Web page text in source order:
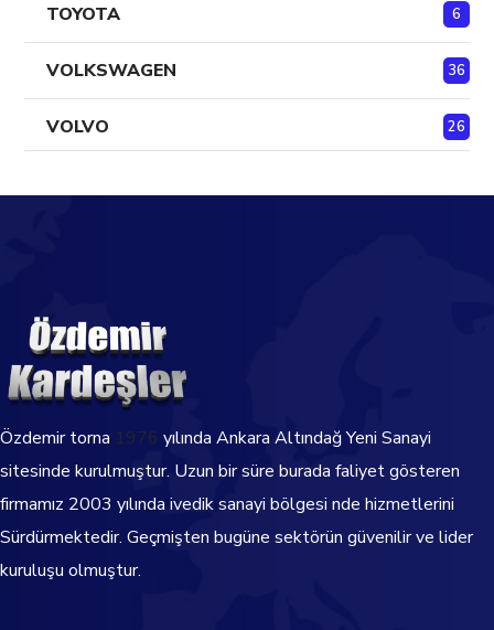
TOYOTA 6
VOLKSWAGEN 36
VOLVO 26
Özdemir torna 1976 yılında Ankara Altındağ Yeni Sanayi
sitesinde kurulmuştur. Uzun bir süre burada faliyet gösteren
firmamız 2003 yılında ivedik sanayi bölgesi nde hizmetlerini
Sürdürmektedir. Geçmişten bugüne sektörün güvenilir ve lider
kuruluşu olmuştur.